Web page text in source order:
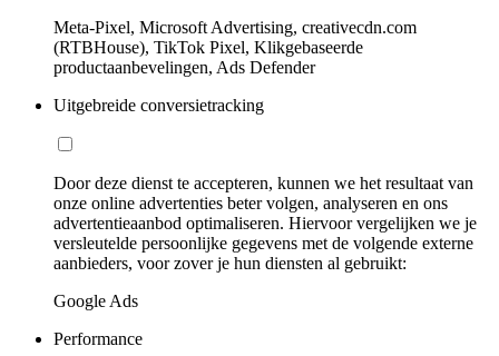
Meta-Pixel, Microsoft Advertising, creativecdn.com
(RTBHouse), TikTok Pixel, Klikgebaseerde
productaanbevelingen, Ads Defender
Uitgebreide conversietracking
Door deze dienst te accepteren, kunnen we het resultaat van
onze online advertenties beter volgen, analyseren en ons
advertentieaanbod optimaliseren. Hiervoor vergelijken we je
versleutelde persoonlijke gegevens met de volgende externe
aanbieders, voor zover je hun diensten al gebruikt:
Google Ads
Performance